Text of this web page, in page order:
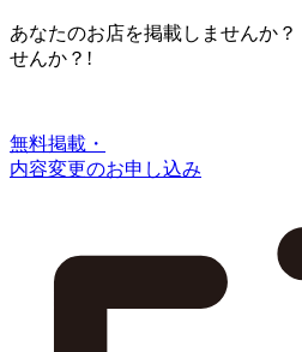
あなたのお店を掲載しませんか？
せんか？!
無料掲載・
内容変更のお申し込み